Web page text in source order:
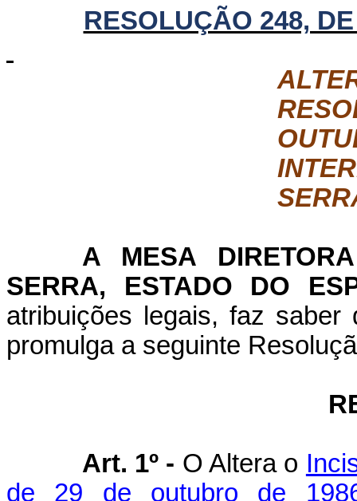
RESOLUÇÃO 248,
A MESA
SERRA, ESTADO DO
atribuições legais, faz
promulga a seguinte
Art. 1º - O Altera o
de 29 de outubro de